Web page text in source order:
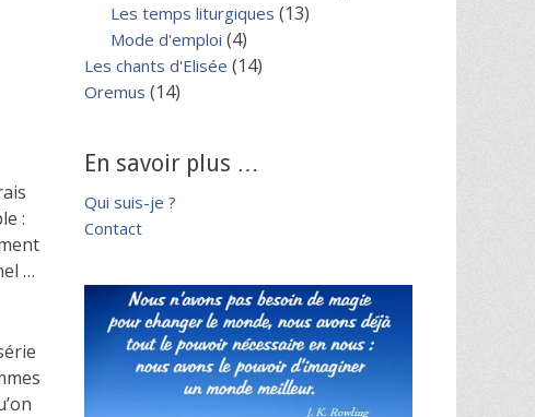
:
…
Les temps liturgiques (13)
Mode d'emploi (4)
Les chants d'Elisée (14)
Oremus (14)
En savoir plus …
Qui suis-je ?
Contact